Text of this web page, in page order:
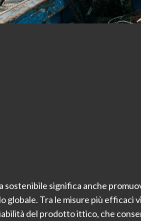
significa anche
globale. Tra le misure più efficaci
del prodotto ittico, che